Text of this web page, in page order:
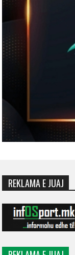
REKLAMA E JUAJ